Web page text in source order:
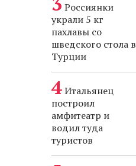
Россиянки
украли 5 кг
пахлавы со
шведского стола в
Турции
Итальянец
построил
амфитеатр и
водил туда
туристов